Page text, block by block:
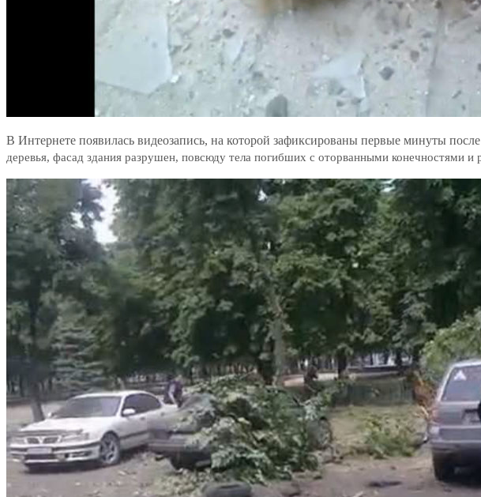
В Интернете появилась видеозапись, на которой зафиксированы первые минуты
деревья, фасад здания разрушен, повсюду тела погибших с оторванными конечностями и